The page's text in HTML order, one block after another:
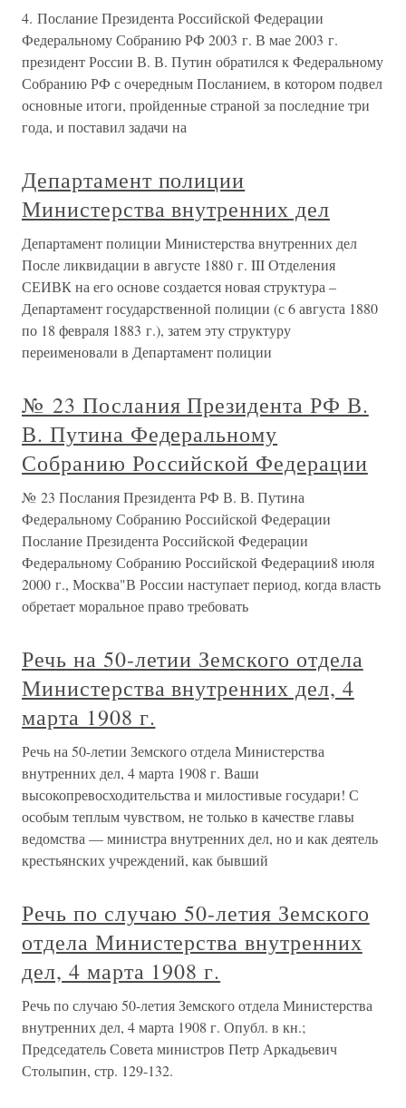
4. Послание Президента Российской Федерации
Федеральному Собранию РФ 2003 г. В мае 2003 г.
президент России В. В. Путин обратился к Федеральному
Собранию РФ с очередным Посланием, в котором подвел
основные итоги, пройденные страной за последние три
года, и поставил задачи на
Департамент полиции
Министерства внутренних дел
Департамент полиции Министерства внутренних дел
После ликвидации в августе 1880 г. III Отделения
СЕИВК на его основе создается новая структура –
Департамент государственной полиции (с 6 августа 1880
по 18 февраля 1883 г.), затем эту структуру
переименовали в Департамент полиции
№ 23 Послания Президента РФ В.
В. Путина Федеральному
Собранию Российской Федерации
№ 23 Послания Президента РФ В. В. Путина
Федеральному Собранию Российской Федерации
Послание Президента Российской Федерации
Федеральному Собранию Российской Федерации8 июля
2000 г., Москва"В России наступает период, когда власть
обретает моральное право требовать
Речь на 50-летии Земского отдела
Министерства внутренних дел, 4
марта 1908 г.
Речь на 50-летии Земского отдела Министерства
внутренних дел, 4 марта 1908 г. Ваши
высокопревосходительства и милостивые государи! С
особым теплым чувством, не только в качестве главы
ведомства — министра внутренних дел, но и как деятель
крестьянских учреждений, как бывший
Речь по случаю 50-летия Земского
отдела Министерства внутренних
дел, 4 марта 1908 г.
Речь по случаю 50-летия Земского отдела Министерства
внутренних дел, 4 марта 1908 г. Опубл. в кн.;
Председатель Совета министров Петр Аркадьевич
Столыпин, стр. 129-132.